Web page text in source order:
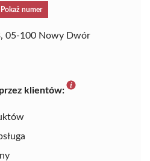
Pokaż numer
05-100 Nowy Dwór
klientów: